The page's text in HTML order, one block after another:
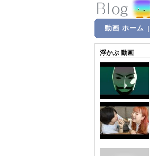
動画 ホーム
浮かぶ 動画